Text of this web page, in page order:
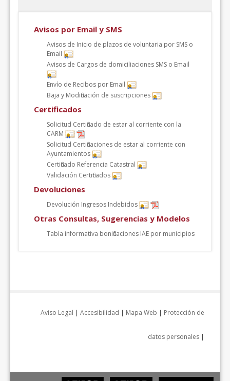
Avisos por Email y SMS
Avisos de Inicio de plazos de voluntaria por SMS o
Email
Avisos de Cargos de domiciliaciones SMS o Email
Envío de Recibos por Email
Baja y Modificación de suscripciones
Certificados
Solicitud Certificado de estar al corriente con la
CARM
Solicitud Certificaciones de estar al corriente con
Ayuntamientos
Certificado Referencia Catastral
Validación Certificados
Devoluciones
Devolución Ingresos Indebidos
Otras Consultas, Sugerencias y Modelos
Tabla informativa bonificaciones IAE por municipios
Aviso Legal | Accesibilidad | Mapa Web | Protección de
datos personales |